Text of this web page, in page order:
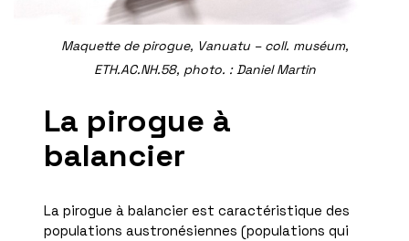
Maquette de pirogue, Vanuatu – coll. muséum,
ETH.AC.NH.58, photo. : Daniel Martin
La pirogue à
balancier
La pirogue à balancier est caractéristique des
populations austronésiennes (populations qui